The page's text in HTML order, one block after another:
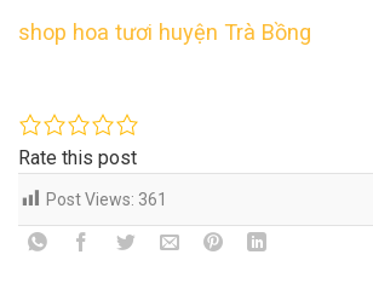
shop hoa tươi huyện Trà Bồng
Rate this post
Post Views: 361